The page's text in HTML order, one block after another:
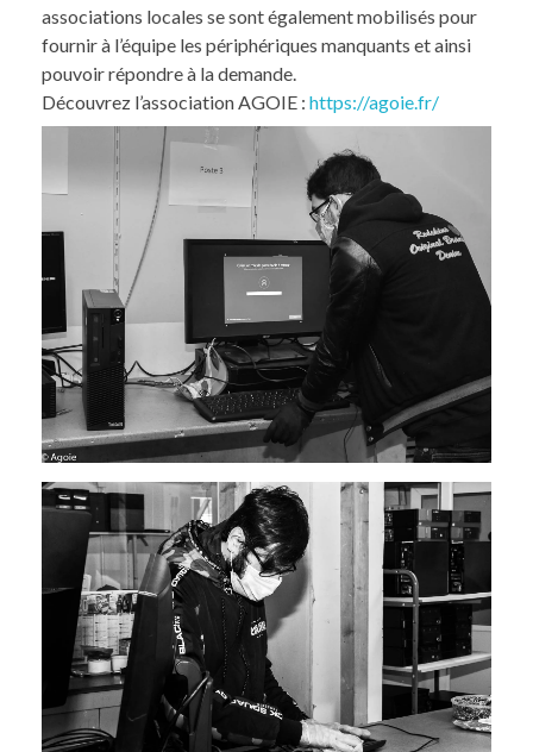
associations locales se sont également mobilisés pour
fournir à l’équipe les périphériques manquants et ainsi
pouvoir répondre à la demande.
Découvrez l’association AGOIE : https://agoie.fr/